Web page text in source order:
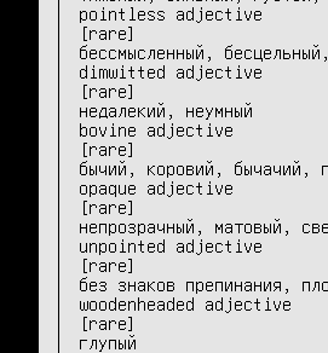
pointless adjective
[rare]
бессмысленный,
dimwitted adjective
[rare]
недалекий, неумный
bovine adjective
[rare]
бычий, коровий, бычачий,
opaque adjective
[rare]
непрозрачный, матовый,
unpointed adjective
[rare]
без знаков препинания,
woodenheaded adjective
[rare]
глупый